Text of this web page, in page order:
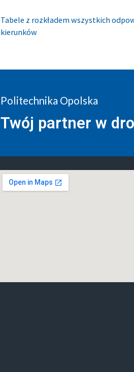
Tabele z rozkładem wszystkich
kierunków
Politechnika Opolska
Twój partner w